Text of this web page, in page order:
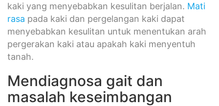
kaki yang menyebabkan kesulitan berjalan. Mati
rasa pada kaki dan pergelangan kaki dapat
menyebabkan kesulitan untuk menentukan arah
pergerakan kaki atau apakah kaki menyentuh
tanah.
Mendiagnosa gait dan
masalah keseimbangan